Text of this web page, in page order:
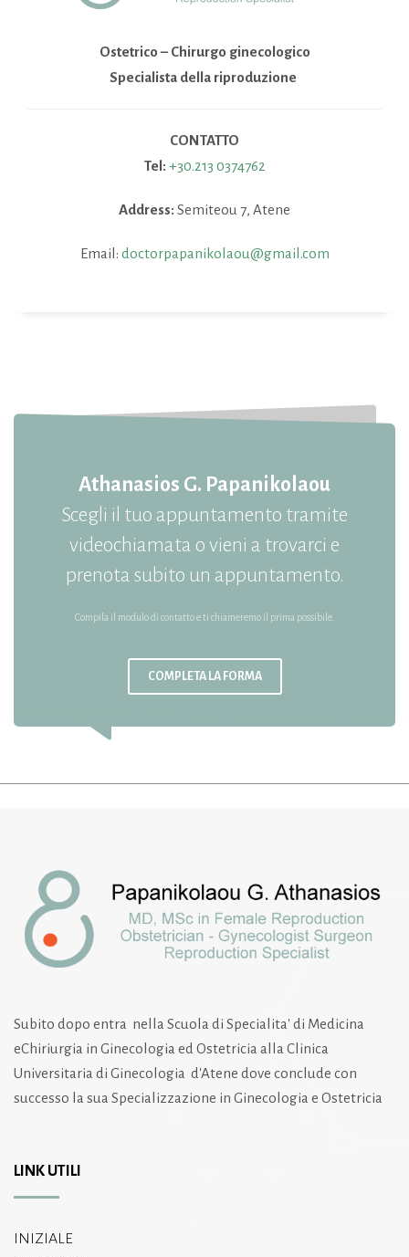
Ostetrico – Chirurgo ginecologico
Specialista della riproduzione
CONTATTO
Tel: +30.213 0374762
Address: Semiteou 7, Atene
Email: doctorpapanikolaou@gmail.com
Athanasios G. Papanikolaou
Scegli il tuo appuntamento tramite
videochiamata o vieni a trovarci e
prenota subito un appuntamento.
Compila il modulo di contatto e ti chiameremo il prima possibile.
COMPLETA LA FORMA
Subito dopo entra nella Scuola di Specialita' di Medicina
eChiriurgia in Ginecologia ed Ostetricia alla Clinica
Universitaria di Ginecologia d'Atene dove conclude con
successo la sua Specializzazione in Ginecologia e Ostetricia
LINK UTILI
INIZIALE